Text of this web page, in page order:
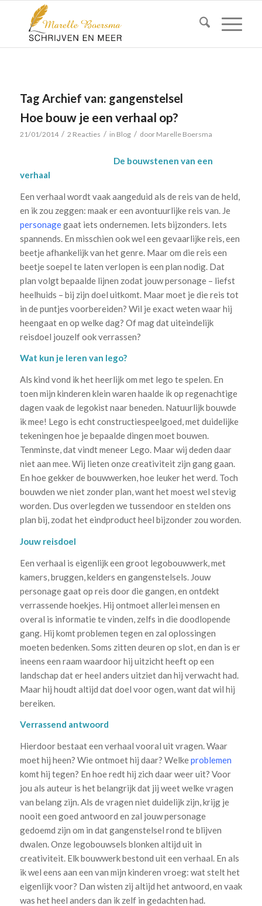
Tag Archief van: gangenstelsel
Hoe bouw je een verhaal op?
21/01/2014 / 2 Reacties / in Blog / door Marelle Boersma
De bouwstenen van een
verhaal
Een verhaal wordt vaak aangeduid als de reis van de held,
en ik zou zeggen: maak er een avontuurlijke reis van. Je
personagegaat iets ondernemen. Iets bijzonders. Iets
spannends. En misschien ook wel een gevaarlijke reis, een
beetje afhankelijk van het genre. Maar om die reis een
beetje soepel te laten verlopen is een plan nodig. Dat
plan volgt bepaalde lijnen zodat jouw personage – liefst
heelhuids – bij zijn doel uitkomt. Maar moet je die reis tot
in de puntjes voorbereiden? Wil je exact weten waar hij
heengaat en op welke dag? Of mag dat uiteindelijk
reisdoel jouzelf ook verrassen?
Wat kun je leren van lego?
Als kind vond ik het heerlijk om met lego te spelen. En
toen mijn kinderen klein waren haalde ik op regenachtige
dagen vaak de legokist naar beneden. Natuurlijk bouwde
ik mee! Lego is echt constructiespeelgoed, met duidelijke
tekeningen hoe je bepaalde dingen moet bouwen.
Tenminste, dat vindt meneer Lego. Maar wij deden daar
niet aan mee. Wij lieten onze creativiteit zijn gang gaan.
En hoe gekker de bouwwerken, hoe leuker het werd. Toch
bouwden we niet zonder plan, want het moest wel stevig
worden. Dus overlegden we tussendoor en stelden ons
plan bij, zodat het eindproduct heel bijzonder zou worden.
Jouw reisdoel
Een verhaal is eigenlijk een groot legobouwwerk, met
kamers, bruggen, kelders en gangenstelsels. Jouw
personage gaat op reis door die gangen, en ontdekt
verrassende hoekjes. Hij ontmoet allerlei mensen en
overal is informatie te vinden, zelfs in die doodlopende
gang. Hij komt problemen tegen en zal oplossingen
moeten bedenken. Soms zitten deuren op slot, en dan is er
ineens een raam waardoor hij uitzicht heeft op een
landschap dat er heel anders uitziet dan hij verwacht had.
Maar hij houdt altijd dat doel voor ogen, want dat wil hij
bereiken.
Verrassend antwoord
Hierdoor bestaat een verhaal vooral uit vragen. Waar
moet hij heen? Wie ontmoet hij daar? Welkeproblemen
komt hij tegen? En hoe redt hij zich daar weer uit? Voor
jou als auteur is het belangrijk dat jij weet welke vragen
van belang zijn. Als de vragen niet duidelijk zijn, krijg je
nooit een goed antwoord en zal jouw personage
gedoemd zijn om in dat gangenstelsel rond te blijven
dwalen. Onze legobouwsels blonken altijd uit in
creativiteit. Elk bouwwerk bestond uit een verhaal. En als
ik wel eens aan een van mijn kinderen vroeg: wat stelt het
eigenlijk voor? Dan wisten zij altijd het antwoord, en vaak
was het heel anders dan ik zelf in gedachten had.